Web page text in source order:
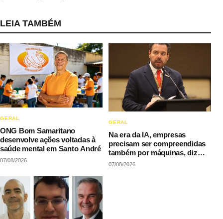
LEIA TAMBÉM
GERAL
ONG Bom Samaritano
desenvolve ações voltadas à
saúde mental em Santo André
07/08/2026
GERAL
Na era da IA, empresas
precisam ser compreendidas
também por máquinas, diz
LAQI
07/08/2026